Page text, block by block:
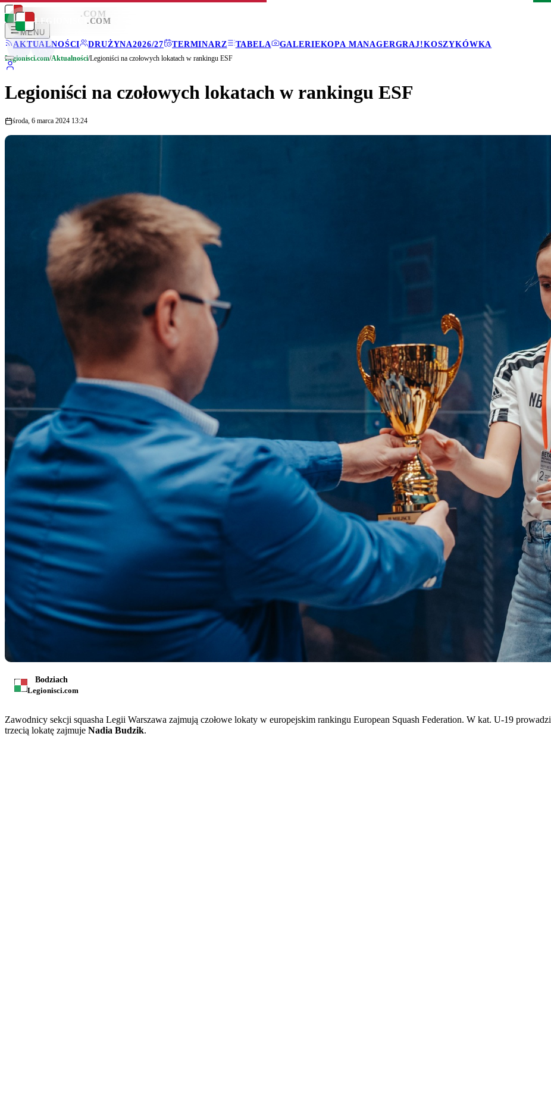
LEGIONISCI .COM
MENU
AKTUALNOŚCI
DRUŻYNA2026/27 TERMINARZ TABELA GALERIEKOPA MANAGERGRAJ!KOSZYKÓWKA
LEGIONISCI .COM
Legionisci.com/Aktualności/Legioniści na czołowych lokatach w rankingu ESF
Legioniści na czołowych lokatach w rankingu ESF
środa, 6 marca 2024 13:24
Bodziach
Legionisci.com
Zawodnicy sekcji squasha Legii Warszawa zajmują czołowe lokaty w europejskim rankingu European Squash Federation. W kat. U-19 prowadzi
trzecią lokatę zajmuje Nadia Budzik.